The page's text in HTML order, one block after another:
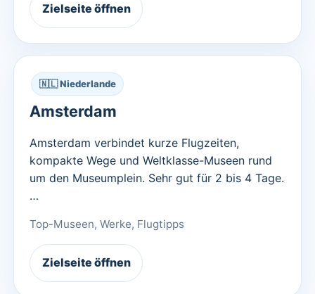
Zielseite öffnen
🇳🇱 Niederlande
Amsterdam
Amsterdam verbindet kurze Flugzeiten,
kompakte Wege und Weltklasse-Museen rund
um den Museumplein. Sehr gut für 2 bis 4 Tage.
…
Top-Museen, Werke, Flugtipps
Zielseite öffnen